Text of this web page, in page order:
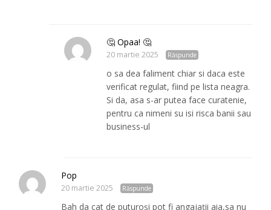
🤔 Opaa! 🤔
20 martie 2025 Răspunde
o sa dea faliment chiar si daca este
verificat regulat, fiind pe lista neagra.
Si da, asa s-ar putea face curatenie,
pentru ca nimeni su isi risca banii sau
business-ul
Pop
20 martie 2025 Răspunde
Bah da cat de puturoși pot fi angajații aia,sa nu